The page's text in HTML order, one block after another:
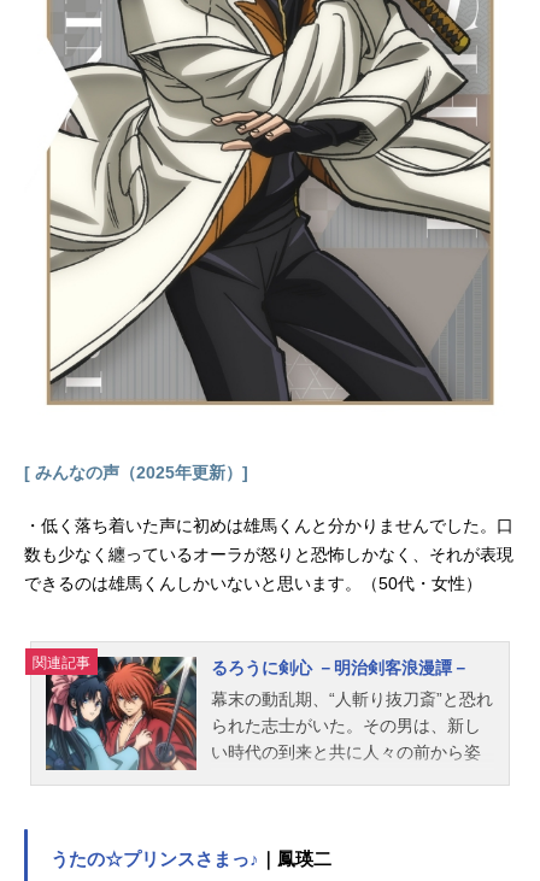
成：横手美智子キャラクター原案：
雅キャラクターデザイン：大津直総
作画監督：大津直 迫江沙羅美術監
督：赤木寿子色彩設計：鎌田千賀子
特効監修：谷口久美子撮影監督：澤
田紗帆編集：定松剛料理監修：株式
会社バックス音楽：甲田雅人 うた
たね歌菜 栗コーダーカルテット音
響監督：小泉紀介音響制作：dugout
制作：MAPPA主題歌OP：「贅沢な
匙」VandeShopED：「Happy-go-Jo
urney」内田雄馬公開開始年＆季節20
23冬アニメ電子書籍『とんでもスキ
ルで異世界放浪メシ』電子書籍（コ
ミック）『...
[ みんなの声（2025年更新）]
・低く落ち着いた声に初めは雄馬くんと分かりませんでした。口
数も少なく纏っているオーラが怒りと恐怖しかなく、それが表現
できるのは雄馬くんしかいないと思います。（50代・女性）
関連記事
るろうに剣心 －明治剣客浪漫譚－
幕末の動乱期、“人斬り抜刀斎”と恐れ
られた志士がいた。その男は、新し
い時代の到来と共に人々の前から姿
下げ、不殺を誓う旅の剣客・緋村剣
うたの☆プリンスさまっ♪ ｜鳳瑛二